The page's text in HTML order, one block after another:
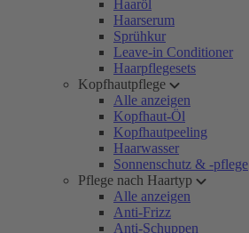
Haaröl
Haarserum
Sprühkur
Leave-in Conditioner
Haarpflegesets
Kopfhautpflege
Alle anzeigen
Kopfhaut-Öl
Kopfhautpeeling
Haarwasser
Sonnenschutz & -pflege
Pflege nach Haartyp
Alle anzeigen
Anti-Frizz
Anti-Schuppen